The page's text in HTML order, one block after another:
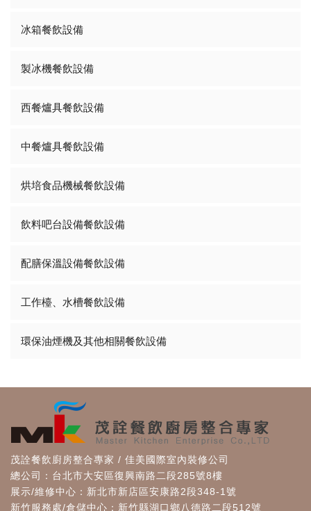
冰箱餐飲設備
製冰機餐飲設備
西餐爐具餐飲設備
中餐爐具餐飲設備
烘培食品機械餐飲設備
飲料吧台設備餐飲設備
配膳保溫設備餐飲設備
工作檯、水槽餐飲設備
環保油煙機及其他相關餐飲設備
茂詮餐飲廚房整合專家 / 佳美國際室內裝修公司
總公司：台北市大安區復興南路二段285號8樓
展示/維修中心：新北市新店區安康路2段348-1號
新竹服務處/倉儲中心：新竹縣湖口鄉八德路二段512號